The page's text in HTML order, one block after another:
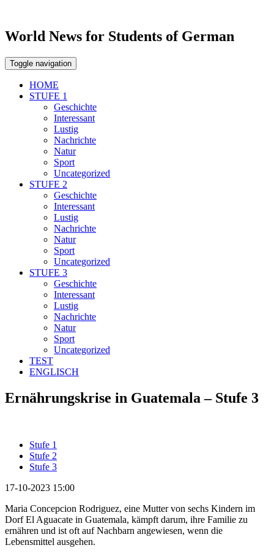
World News for Students of German
Toggle navigation
HOME
STUFE 1
Geschichte
Interessant
Lustig
Nachrichte
Natur
Sport
Uncategorized
STUFE 2
Geschichte
Interessant
Lustig
Nachrichte
Natur
Sport
Uncategorized
STUFE 3
Geschichte
Interessant
Lustig
Nachrichte
Natur
Sport
Uncategorized
TEST
ENGLISCH
Ernährungskrise in Guatemala – Stufe 3
Stufe 1
Stufe 2
Stufe 3
17-10-2023 15:00
Maria Concepcion Rodriguez, eine Mutter von sechs Kindern im
Dorf El Aguacate in Guatemala, kämpft darum, ihre Familie zu
ernähren und ist oft auf Nachbarn angewiesen, wenn die
Lebensmittel ausgehen.